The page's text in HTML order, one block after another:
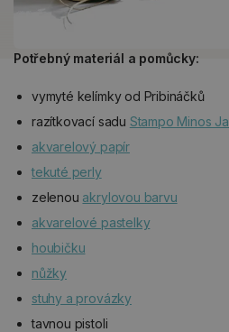
Potřebný materiál a pomůcky:
vymyté kelímky od Pribináčků
razítkovací sadu Stampo Minos
akvarelový papír
tekuté perly
zelenou akrylovou barvu
akvarelové pastelky
houbičku
nůžky
stuhy a provázky
tavnou pistoli